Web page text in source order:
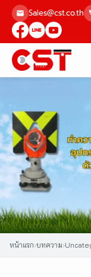
Skip
content
Sales@cst.co.th
หน้าแรก›บทความ›